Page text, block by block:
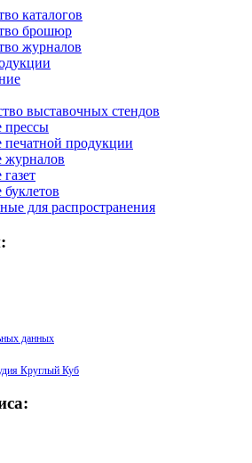
каталогов
брошюр
журналов
выставочных стендов
прессы
печатной продукции
журналов
буклетов
для распространения
данных
Круглый Куб